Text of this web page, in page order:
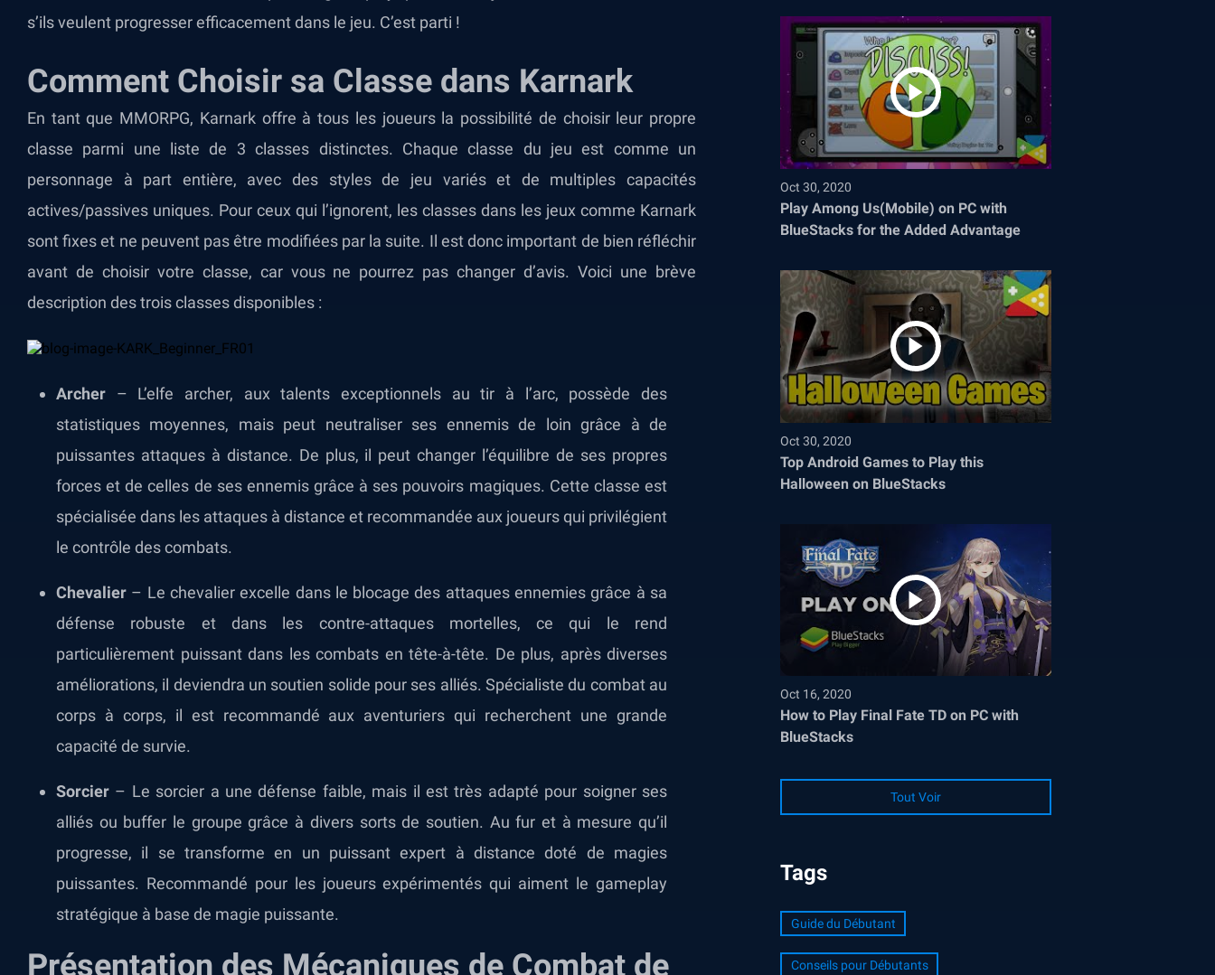
s’ils veulent progresser efficacement dans le jeu. C’est parti !
Comment Choisir sa Classe dans Karnark
En tant que MMORPG, Karnark offre à tous les joueurs la possibilité de choisir leur propre
classe parmi une liste de 3 classes distinctes. Chaque classe du jeu est comme un
personnage à part entière, avec des styles de jeu variés et de multiples capacités
actives/passives uniques. Pour ceux qui l’ignorent, les classes dans les jeux comme Karnark
sont fixes et ne peuvent pas être modifiées par la suite. Il est donc important de bien réfléchir
avant de choisir votre classe, car vous ne pourrez pas changer d’avis. Voici une brève
description des trois classes disponibles :
Archer – L’elfe archer, aux talents exceptionnels au tir à l’arc, possède des
statistiques moyennes, mais peut neutraliser ses ennemis de loin grâce à de
puissantes attaques à distance. De plus, il peut changer l’équilibre de ses propres
forces et de celles de ses ennemis grâce à ses pouvoirs magiques. Cette classe est
spécialisée dans les attaques à distance et recommandée aux joueurs qui privilégient
le contrôle des combats.
Chevalier – Le chevalier excelle dans le blocage des attaques ennemies grâce à sa
défense robuste et dans les contre-attaques mortelles, ce qui le rend
particulièrement puissant dans les combats en tête-à-tête. De plus, après diverses
améliorations, il deviendra un soutien solide pour ses alliés. Spécialiste du combat au
corps à corps, il est recommandé aux aventuriers qui recherchent une grande
capacité de survie.
Sorcier – Le sorcier a une défense faible, mais il est très adapté pour soigner ses
alliés ou buffer le groupe grâce à divers sorts de soutien. Au fur et à mesure qu’il
progresse, il se transforme en un puissant expert à distance doté de magies
puissantes. Recommandé pour les joueurs expérimentés qui aiment le gameplay
stratégique à base de magie puissante.
Présentation des Mécaniques de Combat de
Oct 30, 2020
Play Among Us(Mobile) on PC with
BlueStacks for the Added Advantage
Oct 30, 2020
Top Android Games to Play this
Halloween on BlueStacks
Oct 16, 2020
How to Play Final Fate TD on PC with
BlueStacks
Tout Voir
Tags
Guide du Débutant
Conseils pour Débutants